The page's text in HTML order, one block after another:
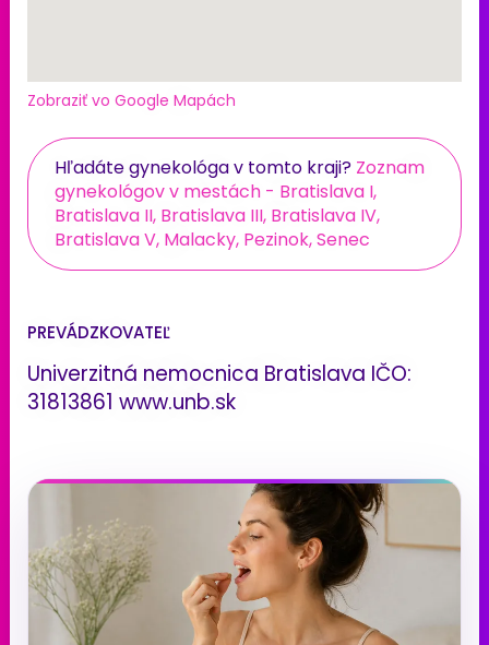
Zobraziť vo Google Mapách
Hľadáte gynekológa v tomto kraji? Zoznam
gynekológov v mestách - Bratislava I,
Bratislava II, Bratislava III, Bratislava IV,
Bratislava V, Malacky, Pezinok, Senec
PREVÁDZKOVATEĽ
Univerzitná nemocnica Bratislava IČO:
31813861 www.unb.sk